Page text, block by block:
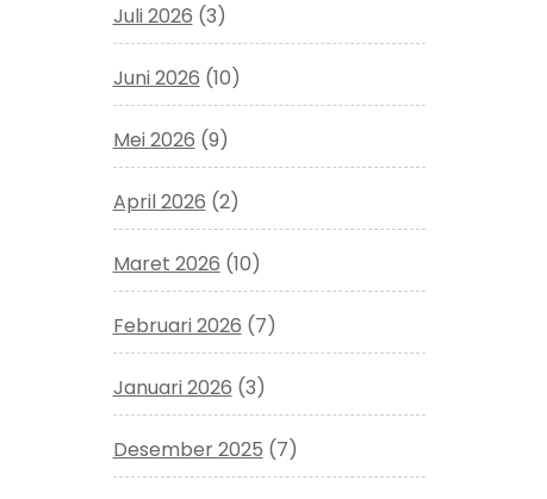
Juli 2026 (3)
Juni 2026 (10)
Mei 2026 (9)
April 2026 (2)
Maret 2026 (10)
Februari 2026 (7)
Januari 2026 (3)
Desember 2025 (7)